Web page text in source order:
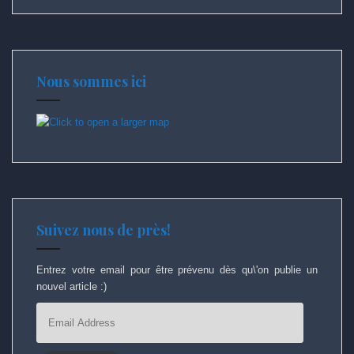
Nous sommes ici
Suivez nous de près!
Entrez votre email pour être prévenu dès qu\'on publie un
nouvel article :)
Address